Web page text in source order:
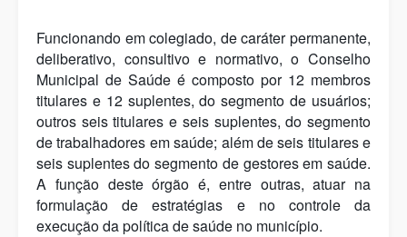
Funcionando em colegiado, de caráter permanente,
deliberativo, consultivo e normativo, o Conselho
Municipal de Saúde é composto por 12 membros
titulares e 12 suplentes, do segmento de usuários;
outros seis titulares e seis suplentes, do segmento
de trabalhadores em saúde; além de seis titulares e
seis suplentes do segmento de gestores em saúde.
A função deste órgão é, entre outras, atuar na
formulação de estratégias e no controle da
execução da política de saúde no município.